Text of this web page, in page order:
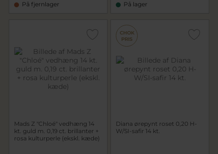
På fjernlager På lager
Mads Z "Chloé" vedhæng 14
kt. guld m. 0,19 ct. brillanter +
rosa kulturperle (ekskl. kæde)
CHOK
PRIS
Diana ørepynt roset 0,20 H-
W/SI-safir 14 kt.